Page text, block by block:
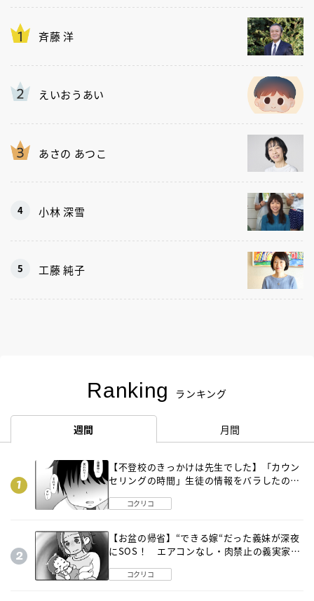
斉藤 洋
えいおうあい
あさの あつこ
小林 深雪
工藤 純子
Ranking ランキング
週間 月間
【不登校のきっかけは先生でした】「カウン
セリングの時間」生徒の情報をバラしたの
コクリコ
【お盆の帰省】“できる嫁“だった義妹が深夜
にSOS！ エアコンなし・肉禁止の義実家ル
コクリコ